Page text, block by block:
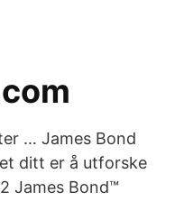
… James Bond
ditt er å utforske
James Bond™